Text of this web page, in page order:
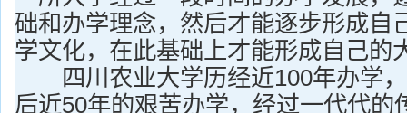
础和办学理念，然后才能逐步形成自
学文化，在此基础上才能形成自己的
四川农业大学历经近100年办学，
后近50年的艰苦办学，经过一代代的